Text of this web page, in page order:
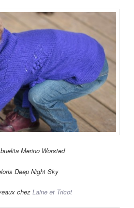
Merino Worsted
Deep Night Sky
chez Laine et Tricot